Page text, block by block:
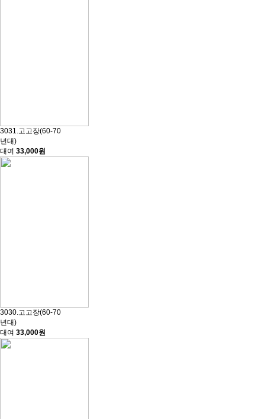
3031.고고장(60-70
년대)
대여 33,000원
3030.고고장(60-70
년대)
대여 33,000원